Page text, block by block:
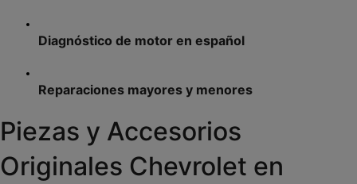
Diagnóstico de motor en español
Reparaciones mayores y menores
Piezas y Accesorios
Originales Chevrolet en